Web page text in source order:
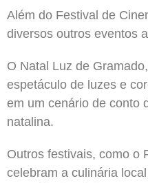
Além do Festival de
diversos outros eventos
O Natal Luz de
espetáculo de luzes e
em um cenário de conto
natalina.
Outros festivais, como o
celebram a culinária